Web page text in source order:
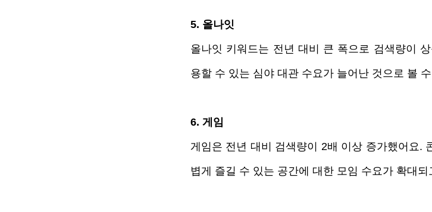
5. 올나잇
올나잇 키워드는 전년 대비 큰 폭으로 검색량이
용할 수 있는 심야 대관 수요가 늘어난 것으로 볼
6. 게임
게임은 전년 대비 검색량이 2배 이상 증가했어요.
볍게 즐길 수 있는 공간에 대한 모임 수요가 확대되